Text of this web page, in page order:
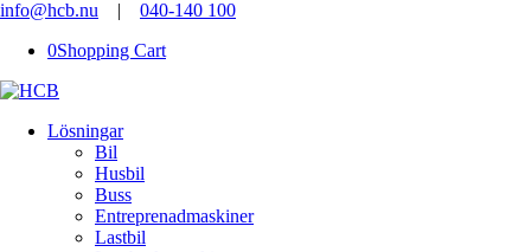
info@hcb.nu | 040-140 100
0Shopping Cart
Lösningar
Bil
Husbil
Buss
Entreprenadmaskiner
Lastbil